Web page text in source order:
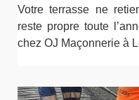
Votre terrasse ne
reste propre toute
chez OJ Maçonnerie à